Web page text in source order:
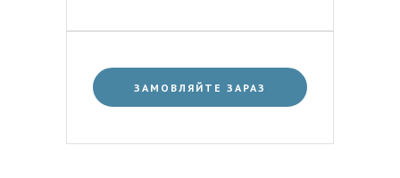
ЗАМОВЛЯЙТЕ ЗАРАЗ